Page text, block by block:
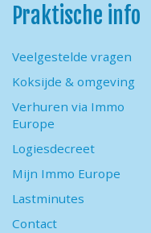
Praktische info
Veelgestelde vragen
Koksijde & omgeving
Verhuren via Immo
Europe
Logiesdecreet
Mijn Immo Europe
Lastminutes
Contact